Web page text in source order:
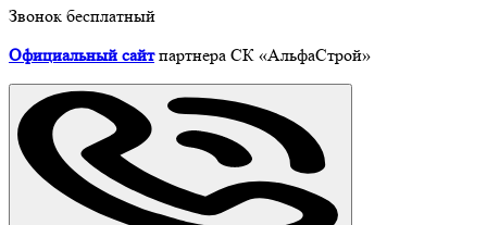
Звонок бесплатный
Официальный сайтпартнера СК «АльфаСтрой»